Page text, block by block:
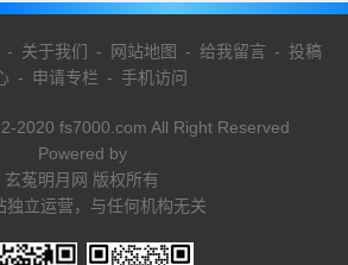
关于我们 - 网站地图 - 给我留言 - 投稿
- 申请专栏 - 手机访问
2020 fs7000.com All Right Reserved
Powered by
玄菟明月网 版权所有
独立运营，与任何机构无关